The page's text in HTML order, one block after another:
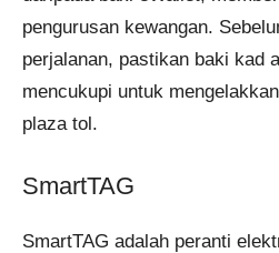
pengurusan kewangan.
perjalanan, pastikan baki kad
mencukupi untuk
plaza tol.
SmartTAG
SmartTAG adalah peranti